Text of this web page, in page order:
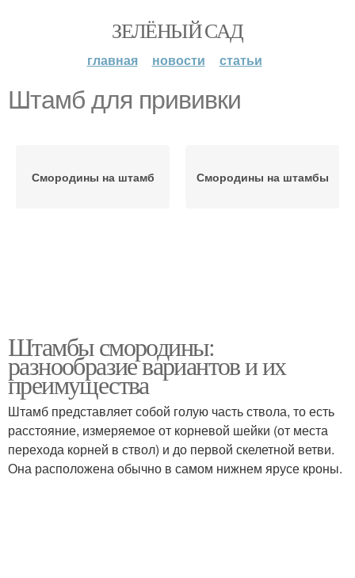
ЗЕЛЁНЫЙ САД
главная новости статьи
Штамб для прививки
Смородины на штамб Смородины на штамбы
Штамбы смородины:
разнообразие вариантов и их
преимущества
Штамб представляет собой голую часть ствола, то есть
расстояние, измеряемое от корневой шейки (от места
перехода корней в ствол) и до первой скелетной ветви.
Она расположена обычно в самом нижнем ярусе кроны.